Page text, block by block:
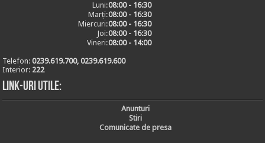
Luni:08:00 - 16:30
Marți:08:00 - 16:30
Miercuri:08:00 - 16:30
Joi:08:00 - 16:30
Vineri:08:00 - 14:00
Telefon:0239.619.700, 0239.619.600
Interior: 222
Link-uri utile:
Anunturi
Stiri
Comunicate de presa